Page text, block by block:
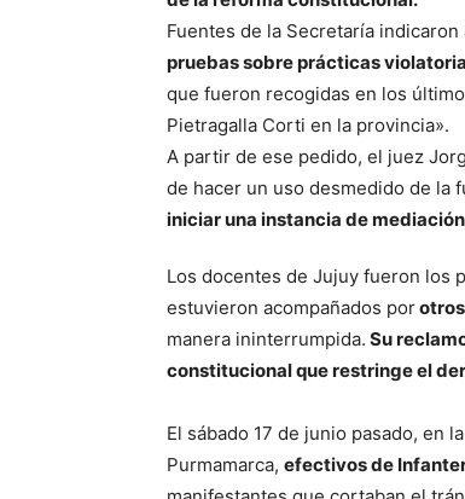
Fuentes de la Secretaría
pruebas sobre prácticas
que fueron recogidas en los
Pietragalla Corti en la provincia».
A partir de ese pedido, el juez
de hacer un uso desmedido de la
iniciar una instancia de
Los docentes de Jujuy fueron los
estuvieron acompañados por
manera ininterrumpida. Su
constitucional que restringe el
El sábado 17 de junio pasado, en
Purmamarca, efectivos de